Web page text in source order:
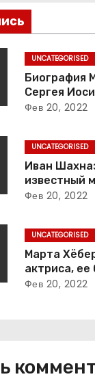
UNCATEGORISED
Биография
Сергея
ветеране
Фев 20, 2022
UNCATEGORISED
Иван
известный
композитор
Фев 20, 2022
UNCATEGORISED
Марта
актриса, ее
фото и
Фев 20, 2022